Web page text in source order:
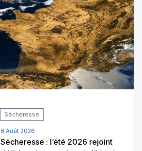
Sécheresse
6 Août 2026
Sécheresse : l’été 2026 rejoint